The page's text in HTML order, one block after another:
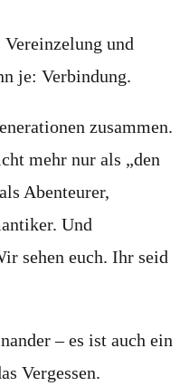
und
je: Verbindung.
zusammen.
mehr nur als „den
Abenteurer,
Und
sehen euch. Ihr seid
– es ist auch ein
Vergessen.